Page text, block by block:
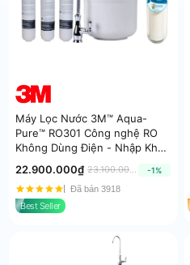
Máy Lọc Nước 3M™ Aqua-
Pure™ RO301 Công nghệ RO
Không Dùng Điện - Nhập Khẩu
22.900.000₫
-1%
Đã bán 3918
Best Seller